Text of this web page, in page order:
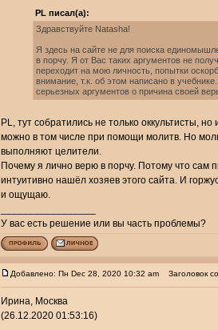
PL писал(а):
Здравствуйте Natasha!
Я здесь на сайте не для поиска
в порчу. Я от Вас таких аргументов не
переходит на мою личность, попытки
внимание, т.к. об этом написано в
серьезных аргументов о причина своей
PL, тут собратились не только оккультисты,
можно в том числе при помощи молитв. Но
выполняют целители.
Почему я лично верю в порчу. Потому что сам
интуитивно нашёл хозяев этого сайта. И
и ощущаю.
У вас есть решение или вы часть проблемы?
Добавлено: Пн Dec 28, 2020 10:32 am Заголовок
Ирина, Москва
(26.12.2020 01:53:16)